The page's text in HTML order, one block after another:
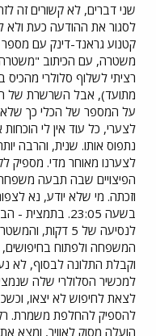
שני דברים, לא קשורים זה
לסגור את ההודעה כעת ולא
קטנוע גראנד-דינק עם
משטרה, עם הכיתוב
רציתי לשלוף סלולרי מהכיס
מתועד), אבל השרשרת של
על המספר של הכלי כך שלא
לצערי, כל עוד אין לי
נתפוס אותו. שנית, והרבה
לצערנו מאוחר מדי.
הפיצויים שבה תבעה
בשעה 23:05.
לנסיעה של 5
המשפחה ולפתוח
וקבלת התלונה לבסוף, לא
למכשיר הסלולרי שלה שנמצא
לצאת לחיפוש לא יצאו,
הועלה מסוק לאוויר, ומצא